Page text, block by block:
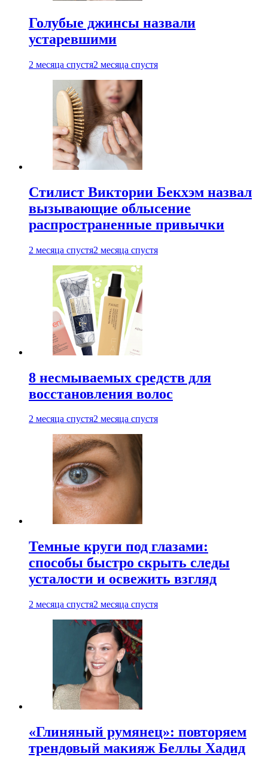
Голубые джинсы назвали
устаревшими
2 месяца спустя2 месяца спустя
Стилист Виктории Бекхэм назвал
вызывающие облысение
распространенные привычки
2 месяца спустя2 месяца спустя
8 несмываемых средств для
восстановления волос
2 месяца спустя2 месяца спустя
Темные круги под глазами:
способы быстро скрыть следы
усталости и освежить взгляд
2 месяца спустя2 месяца спустя
«Глиняный румянец»: повторяем
трендовый макияж Беллы Хадид